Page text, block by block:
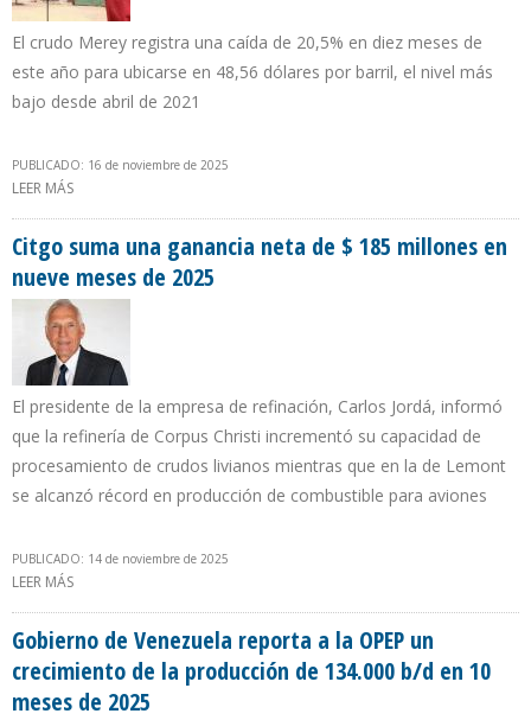
El crudo Merey registra una caída de 20,5% en diez meses de
este año para ubicarse en 48,56 dólares por barril, el nivel más
bajo desde abril de 2021
PUBLICADO: 16 de noviembre de 2025
LEER MÁS
Citgo suma una ganancia neta de $ 185 millones en
nueve meses de 2025
El presidente de la empresa de refinación, Carlos Jordá, informó
que la refinería de Corpus Christi incrementó su capacidad de
procesamiento de crudos livianos mientras que en la de Lemont
se alcanzó récord en producción de combustible para aviones
PUBLICADO: 14 de noviembre de 2025
LEER MÁS
Gobierno de Venezuela reporta a la OPEP un
crecimiento de la producción de 134.000 b/d en 10
meses de 2025